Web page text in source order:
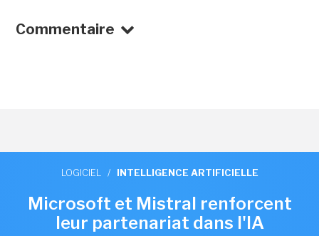
Commentaire
LOGICIEL / INTELLIGENCE ARTIFICIELLE
Microsoft et Mistral renforcent
leur partenariat dans l'IA